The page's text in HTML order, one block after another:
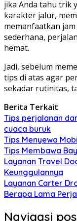
jika Anda tahu trik
karakter jalur,
memanfaatkan
sederhana,
hemat.
Jadi, sebelum
tips di atas agar
sekadar rutinitas,
Berita Terkait
Tips perjalanan
cuaca buruk
Tips Menyewa
Tips Membawa
Layanan Travel
Keunggulannya
Layanan Carter
Berapa Lama
Navigasi pos